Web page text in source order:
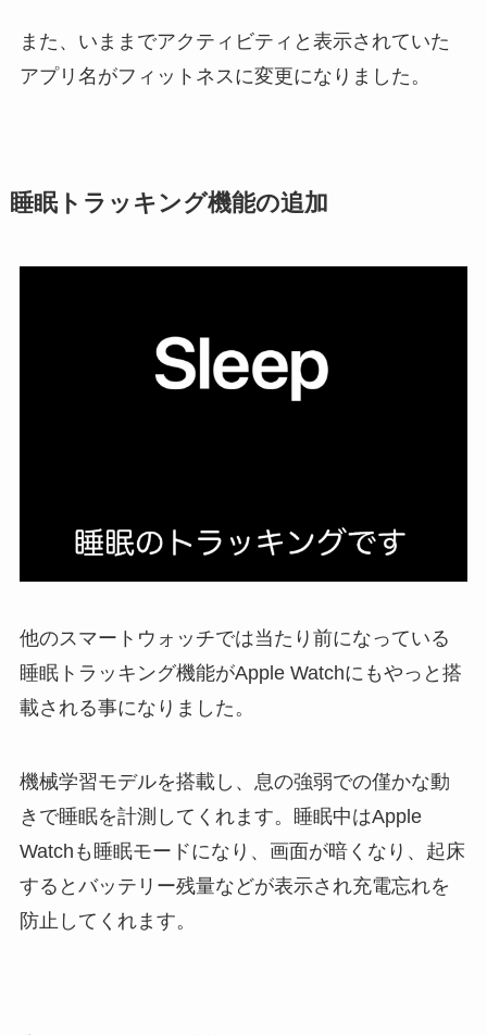
また、いままでアクティビティと表示されていた
アプリ名がフィットネスに変更になりました。
睡眠トラッキング機能の追加
他のスマートウォッチでは当たり前になっている
睡眠トラッキング機能がApple Watchにもやっと搭
載される事になりました。
機械学習モデルを搭載し、息の強弱での僅かな動
きで睡眠を計測してくれます。睡眠中はApple
Watchも睡眠モードになり、画面が暗くなり、起床
するとバッテリー残量などが表示され充電忘れを
防止してくれます。